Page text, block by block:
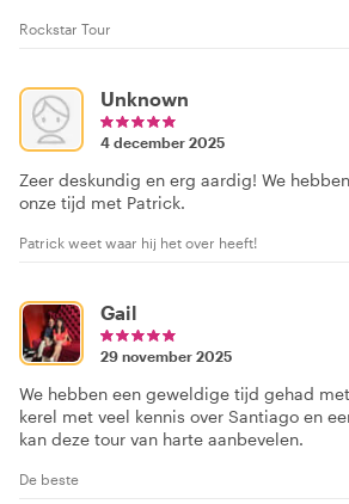
Rockstar Tour
Unknown
4 december 2025
Zeer deskundig en erg aardig! We
onze tijd met Patrick.
Patrick weet waar hij het over heeft!
Gail
29 november 2025
We hebben een geweldige tijd gehad
kerel met veel kennis over Santiago en
kan deze tour van harte aanbevelen.
De beste